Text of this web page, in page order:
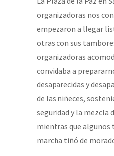
Dia 2 do Encontro
Dia 1: Encontro
[CDMX – 20 julio]
organizadoras nos
empezaron a llegar
otras con sus
organizadoras
convidaba a
desaparecidas y
de las niñeces,
seguridad y la mezcla
mientras que algunos
marcha tiñó de